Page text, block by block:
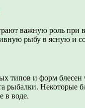
важную роль при
рыбу в ясную и
типов и форм
рыбалки.
в воде.